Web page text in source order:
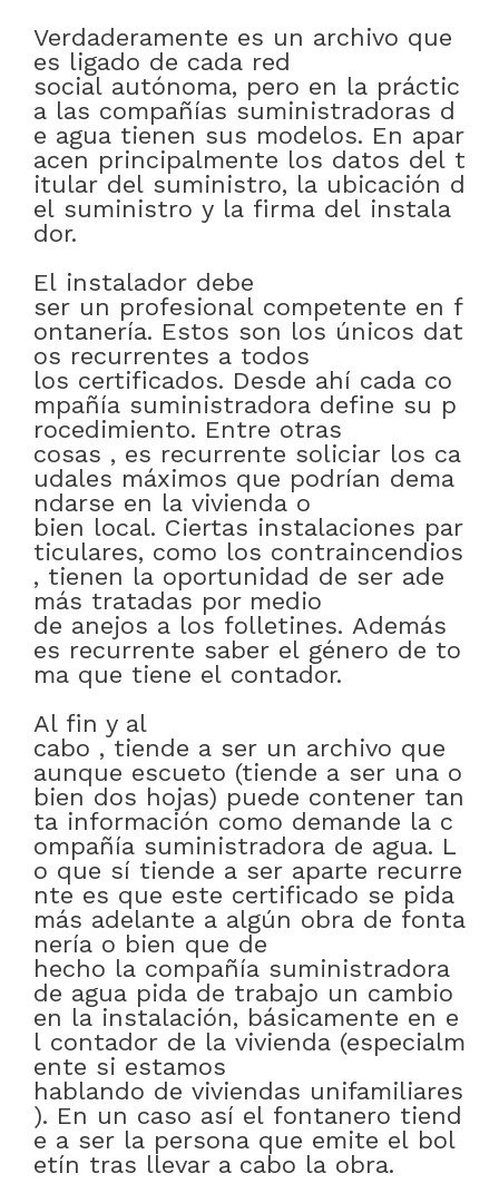
Verdaderamente es un archivo que
es ligado de cada red
social autónoma, pero en la práctic
a las compañías suministradoras d
e agua tienen sus modelos. En apar
acen principalmente los datos del t
itular del suministro, la ubicación d
el suministro y la firma del instala
dor.
El instalador debe
ser un profesional competente en f
ontanería. Estos son los únicos dat
os recurrentes a todos
los certificados. Desde ahí cada co
mpañía suministradora define su p
rocedimiento. Entre otras
cosas , es recurrente soliciar los ca
udales máximos que podrían dema
ndarse en la vivienda o
bien local. Ciertas instalaciones par
ticulares, como los contraincendios
, tienen la oportunidad de ser ade
más tratadas por medio
de anejos a los folletines. Además
es recurrente saber el género de to
ma que tiene el contador.
Al fin y al
cabo , tiende a ser un archivo que
aunque escueto (tiende a ser una o
bien dos hojas) puede contener tan
ta información como demande la c
ompañía suministradora de agua. L
o que sí tiende a ser aparte recurre
nte es que este certificado se pida
más adelante a algún obra de fonta
nería o bien que de
hecho la compañía suministradora
de agua pida de trabajo un cambio
en la instalación, básicamente en e
l contador de la vivienda (especialm
ente si estamos
hablando de viviendas unifamiliares
). En un caso así el fontanero tiend
e a ser la persona que emite el bol
etín tras llevar a cabo la obra.